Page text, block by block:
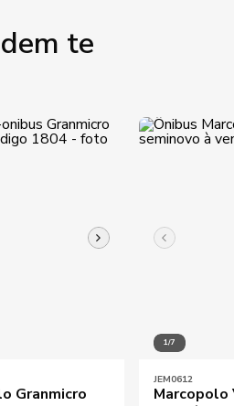
te
Granmicro
1/7
JEM0612
Marcopolo